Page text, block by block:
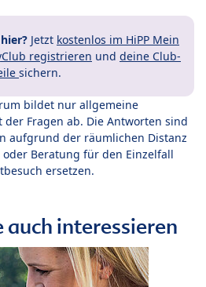
Jetzt kostenlos im HiPP Mein
registrieren und deine Club-
sichern.
bildet nur allgemeine
Fragen ab. Die Antworten sind
aufgrund der räumlichen Distanz
Beratung für den Einzelfall
ersetzen.
auch interessieren